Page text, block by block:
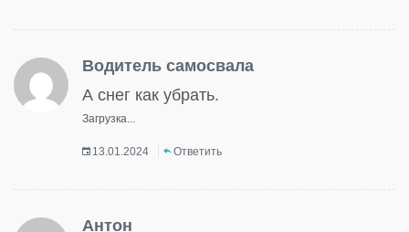
Водитель самосвала
А снег как убрать.
Загрузка...
13.01.2024 Ответить
Антон